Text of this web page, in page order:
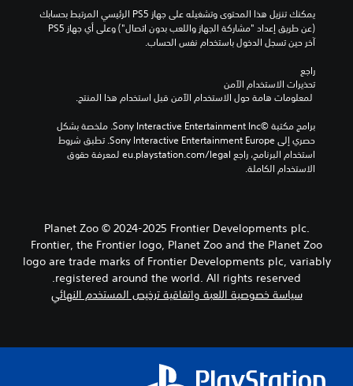
آخر حين تسجل الدخول باستخدام نفس الحساب.
راجع
تحذيرات الاستخدام الآمن
الاستخدام الكاملة.
Planet Zoo © 2024-2025 Frontier Developments plc.
Frontier, the Frontier logo, Planet Zoo and the Planet Zoo
logo are trade marks of Frontier Developments plc, variably
registered around the world. All rights reserved.
سياسة خصوصية اللعبة واتفاقية ترخيص المستخدم النهائي